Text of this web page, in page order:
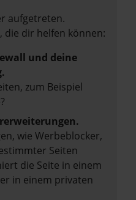
aufgetreten.
die dir helfen können:
und deine
zum Beispiel
wie Werbeblocker,
Seiten
die Seite in einem
in einem privaten